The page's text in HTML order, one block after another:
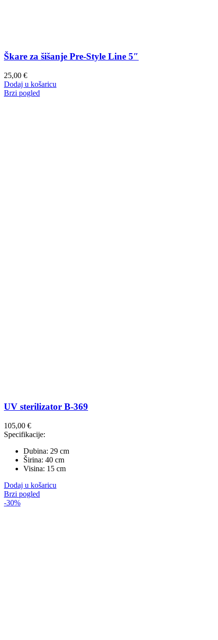
Škare za šišanje Pre-Style Line 5″
25,00 €
Dodaj u košaricu
Brzi pogled
UV sterilizator B-369
105,00 €
Specifikacije:
Dubina: 29 cm
Širina: 40 cm
Visina: 15 cm
Dodaj u košaricu
Brzi pogled
-30%